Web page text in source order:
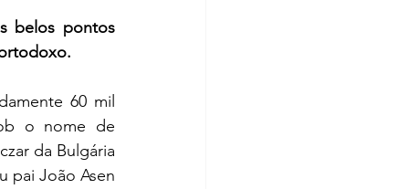
belos pontos
60 mil
o nome de
da Bulgária
pai João Asen